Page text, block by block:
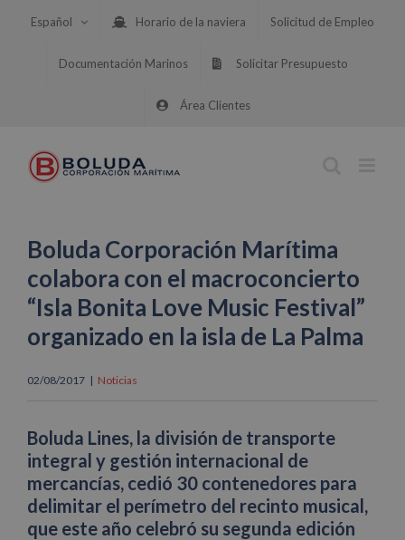
Español Horario de la naviera Solicitud de Empleo
Documentación Marinos Solicitar Presupuesto
Área Clientes
Boluda Corporación Marítima
colabora con el macroconcierto
“Isla Bonita Love Music Festival”
organizado en la isla de La Palma
02/08/2017 | Noticias
Boluda Lines, la división de transporte
integral y gestión internacional de
mercancías, cedió 30 contenedores para
delimitar el perímetro del recinto musical,
que este año celebró su segunda edición